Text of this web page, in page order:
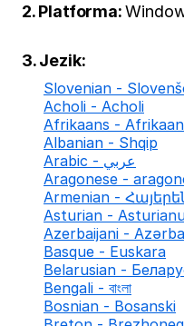
2. Platforma:
3. Jezik:
Slovenian -
Acholi - Acholi
Afrikaans -
Albanian - Shqip
Arabic - عربي
Aragonese -
Armenian -
Asturian -
Azerbaijani -
Basque - Euskara
Belarusian -
Bengali - বাংলা
Bosnian - Bosanski